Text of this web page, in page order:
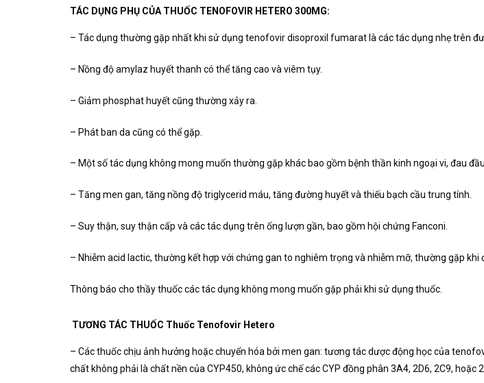
TÁC DỤNG PHỤ CỦA THUỐC TENOFOVIR HETERO 300MG:
– Tác dụng thường gặp nhất khi sử dụng tenofovir disoproxil fumarat là các tác dụng nhẹ trên
– Nồng độ amylaz huyết thanh có thể tăng cao và viêm tụy.
– Giảm phosphat huyết cũng thường xảy ra.
– Phát ban da cũng có thể gặp.
– Một số tác dụng không mong muốn thường gặp khác bao gồm bệnh thần kinh ngoại vi, đau
– Tăng men gan, tăng nồng độ triglycerid máu, tăng đường huyết và thiếu bạch cầu trung tính.
– Suy thận, suy thận cấp và các tác dụng trên ống lượn gần, bao gồm hội chứng Fanconi.
– Nhiễm acid lactic, thường kết hợp với chứng gan to nghiêm trọng và nhiễm mỡ, thường gặp khi
Thông báo cho thầy thuốc các tác dụng không mong muốn gặp phải khi sử dụng thuốc.
TƯƠNG TÁC THUỐC Thuốc Tenofovir Hetero
– Các thuốc chịu ảnh hưởng hoặc chuyển hóa bởi men gan: tương tác dược động học của
chất không phải là chất nền của CYP450, không ức chế các CYP đồng phân 3A4, 2D6, 2C9, hoặc